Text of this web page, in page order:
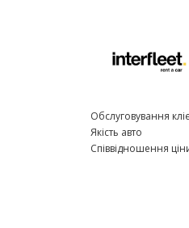
Обслуговування
Якість авто
Співвідношення ціни